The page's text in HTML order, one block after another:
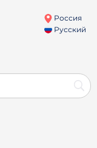
Россия
Русский